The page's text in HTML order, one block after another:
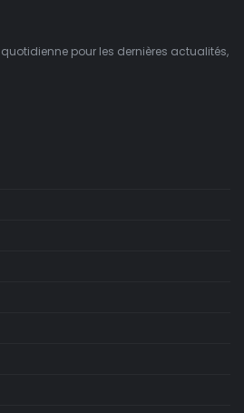
pour les dernières actualités,